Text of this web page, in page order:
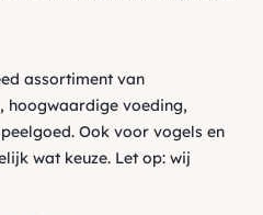
assortiment van
hoogwaardige voeding,
Ook voor vogels en
wat keuze. Let op: wij